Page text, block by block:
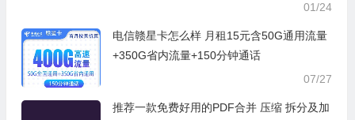
01/24
电信赣星卡怎么样 月租15元含50G通用流量
+350G省内流量+150分钟通话
07/27
推荐一款免费好用的PDF合并 压缩 拆分及加